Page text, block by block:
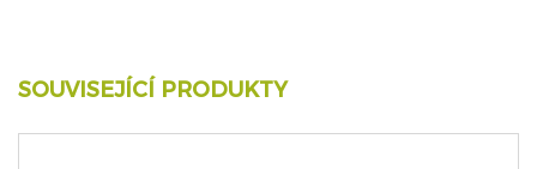
SOUVISEJÍCÍ PRODUKTY